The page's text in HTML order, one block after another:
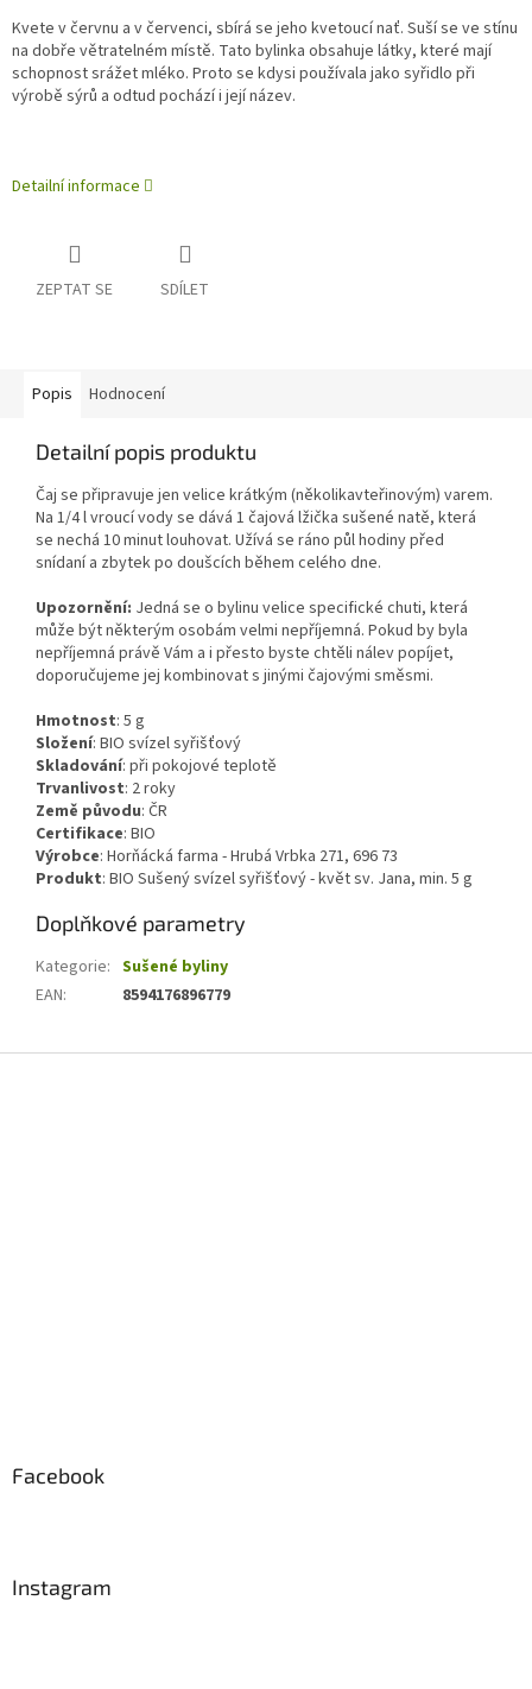
Kvete v červnu a v červenci, sbírá se jeho kvetoucí nať. Suší se ve stínu
na dobře větratelném místě. Tato bylinka obsahuje látky, které mají
schopnost srážet mléko. Proto se kdysi používala jako syřidlo při
výrobě sýrů a odtud pochází i její název.
Detailní informace
ZEPTAT SE SDÍLET
Popis Hodnocení
Detailní popis produktu
Čaj se připravuje jen velice krátkým (několikavteřinovým) varem.
Na 1/4 l vroucí vody se dává 1 čajová lžička sušené natě, která
se nechá 10 minut louhovat. Užívá se ráno půl hodiny před
snídaní a zbytek po doušcích během celého dne.
Upozornění: Jedná se o bylinu velice specifické chuti, která
může být některým osobám velmi nepříjemná. Pokud by byla
nepříjemná právě Vám a i přesto byste chtěli nálev popíjet,
doporučujeme jej kombinovat s jinými čajovými směsmi.
Hmotnost: 5 g
Složení: BIO svízel syřišťový
Skladování: při pokojové teplotě
Trvanlivost: 2 roky
Země původu: ČR
Certifikace: BIO
Výrobce: Horňácká farma - Hrubá Vrbka 271, 696 73
Produkt: BIO Sušený svízel syřišťový - květ sv. Jana, min. 5 g
Doplňkové parametry
Kategorie: Sušené byliny
EAN: 8594176896779
Facebook
Instagram